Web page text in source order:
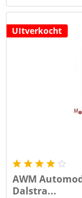
UItverkocht
AWM
Dalstra...